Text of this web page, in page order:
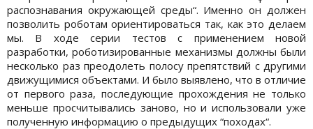
распознавания окружающей среды“. Именно он должен
позволить роботам ориентироваться так, как это делаем
мы. В ходе серии тестов с применением новой
разработки, роботизированные механизмы должны были
несколько раз преодолеть полосу препятствий с другими
движущимися объектами. И было выявлено, что в отличие
от первого раза, последующие прохождения не только
меньше просчитывались заново, но и использовали уже
полученную информацию о предыдущих “походах“.